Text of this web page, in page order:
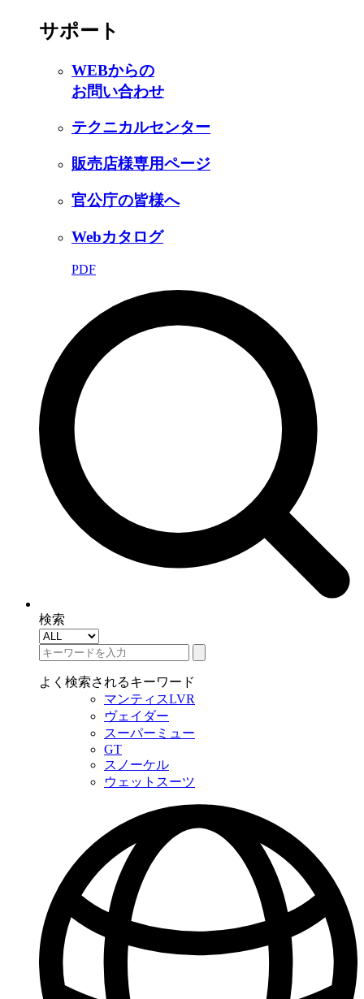
サポート
WEBからの
お問い合わせ
テクニカルセンター
販売店様専用ページ
官公庁の皆様へ
Webカタログ
PDF
検索
よく検索されるキーワード
マンティスLVR
ヴェイダー
スーパーミュー
GT
スノーケル
ウェットスーツ